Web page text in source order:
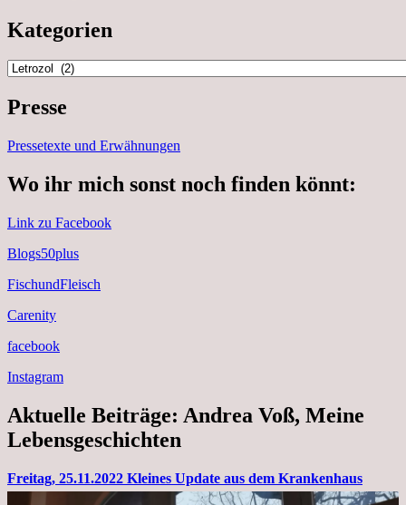
Kategorien
Kategorien
Presse
Pressetexte und Erwähnungen
Wo ihr mich sonst noch finden könnt:
Link zu Facebook
Blogs50plus
FischundFleisch
Carenity
facebook
Instagram
Aktuelle Beiträge: Andrea Voß, Meine
Lebensgeschichten
Freitag, 25.11.2022 Kleines Update aus dem Krankenhaus